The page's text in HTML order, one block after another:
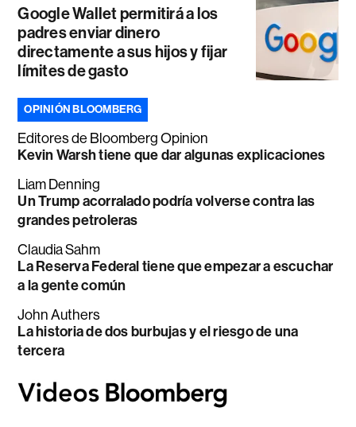
Google Wallet permitirá a los
padres enviar dinero
directamente a sus hijos y fijar
límites de gasto
OPINIÓN BLOOMBERG
Editores de Bloomberg Opinion
Kevin Warsh tiene que dar algunas explicaciones
Liam Denning
Un Trump acorralado podría volverse contra las
grandes petroleras
Claudia Sahm
La Reserva Federal tiene que empezar a escuchar
a la gente común
John Authers
La historia de dos burbujas y el riesgo de una
tercera